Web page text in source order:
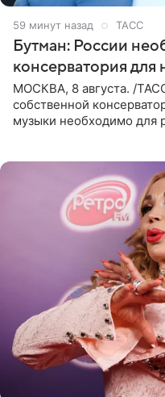
59 минут назад ТАСС
Бутман: России
консерватория для
МОСКВА, 8 августа. /
собственной
музыки необходимо для